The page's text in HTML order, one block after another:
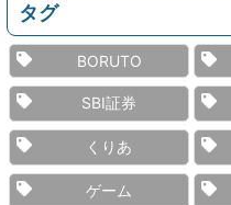
タグ
BORUTO
SBI証券
くりあ
ゲーム